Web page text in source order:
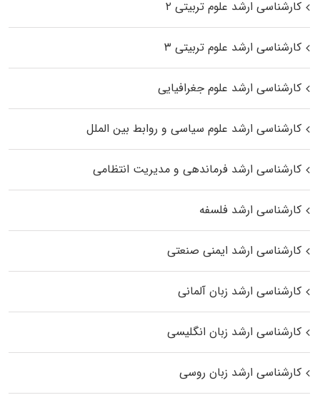
کارشناسی ارشد علوم تربیتی ۲
کارشناسی ارشد علوم تربیتی ۳
کارشناسی ارشد علوم جغرافیایی
کارشناسی ارشد علوم سیاسی و روابط بین الملل
کارشناسی ارشد فرماندهی و مدیریت انتظامی
کارشناسی ارشد فلسفه
کارشناسی ارشد ایمنی صنعتی
کارشناسی ارشد زبان آلمانی
کارشناسی ارشد زبان انگلیسی
کارشناسی ارشد زبان روسی